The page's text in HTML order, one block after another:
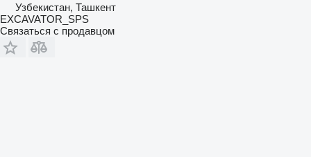
Узбекистан, Ташкент
EXCAVATOR_SPS
Связаться с продавцом